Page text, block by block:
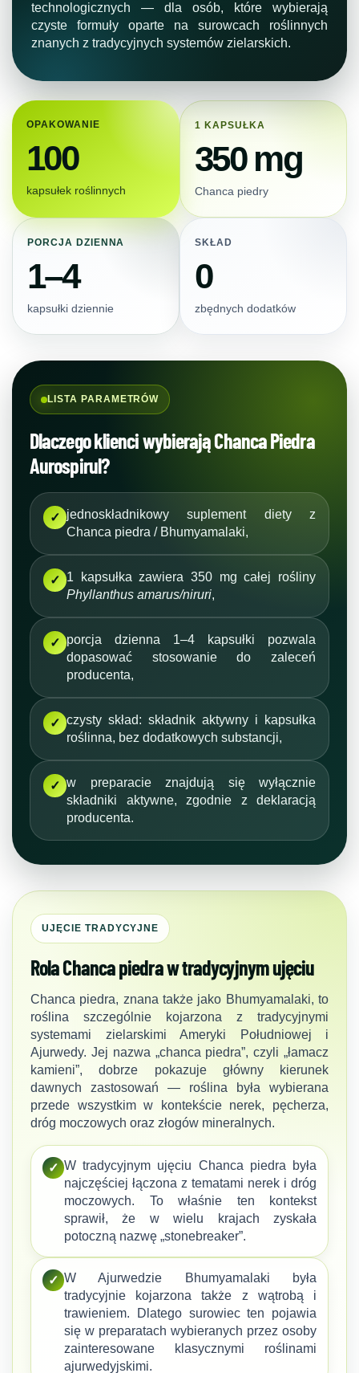
technologicznych — dla osób, które wybierają
czyste formuły oparte na surowcach roślinnych
znanych z tradycyjnych systemów zielarskich.
OPAKOWANIE
100
kapsułek roślinnych
1 KAPSUŁKA
350 mg
Chanca piedry
PORCJA DZIENNA
1–4
kapsułki dziennie
SKŁAD
0
zbędnych dodatków
LISTA PARAMETRÓW
Dlaczego klienci wybierają Chanca Piedra
Aurospirul?
✓ jednoskładnikowy suplement diety z
Chanca piedra / Bhumyamalaki,
✓ 1 kapsułka zawiera 350 mg całej rośliny
Phyllanthus amarus/niruri,
✓ porcja dzienna 1–4 kapsułki pozwala
dopasować stosowanie do zaleceń
producenta,
✓ czysty skład: składnik aktywny i kapsułka
roślinna, bez dodatkowych substancji,
✓ w preparacie znajdują się wyłącznie
składniki aktywne, zgodnie z deklaracją
producenta.
UJĘCIE TRADYCYJNE
Rola Chanca piedra w tradycyjnym ujęciu
Chanca piedra, znana także jako Bhumyamalaki, to
roślina szczególnie kojarzona z tradycyjnymi
systemami zielarskimi Ameryki Południowej i
Ajurwedy. Jej nazwa „chanca piedra”, czyli „łamacz
kamieni”, dobrze pokazuje główny kierunek
dawnych zastosowań — roślina była wybierana
przede wszystkim w kontekście nerek, pęcherza,
dróg moczowych oraz złogów mineralnych.
✓ W tradycyjnym ujęciu Chanca piedra była
najczęściej łączona z tematami nerek i dróg
moczowych. To właśnie ten kontekst
sprawił, że w wielu krajach zyskała
potoczną nazwę „stonebreaker”.
✓ W Ajurwedzie Bhumyamalaki była
tradycyjnie kojarzona także z wątrobą i
trawieniem. Dlatego surowiec ten pojawia
się w preparatach wybieranych przez osoby
zainteresowane klasycznymi roślinami
ajurwedyjskimi.